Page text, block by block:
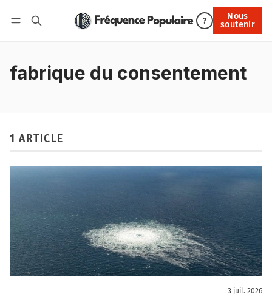
?
Nous
soutenir
Nous soutenir
fabrique du consentement
1 ARTICLE
3 juil. 2026